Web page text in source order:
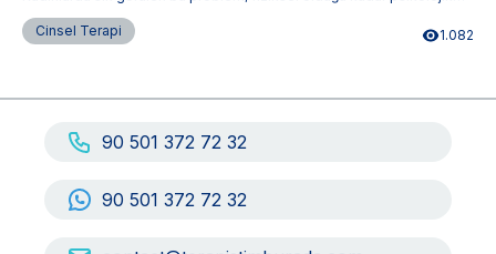
ciddi şekilde etkiler.
Cinsel Terapi 1.082
90 501 372 72 32
90 501 372 72 32